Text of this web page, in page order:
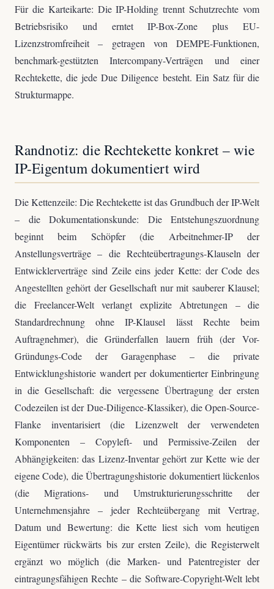
Für die Karteikarte: Die IP-Holding trennt Schutzrechte vom
Betriebsrisiko und erntet IP-Box-Zone plus EU-
Lizenzstromfreiheit – getragen von DEMPE-Funktionen,
benchmark-gestützten Intercompany-Verträgen und einer
Rechtekette, die jede Due Diligence besteht. Ein Satz für die
Strukturmappe.
Randnotiz: die Rechtekette konkret – wie
IP-Eigentum dokumentiert wird
Die Kettenzeile: Die Rechtekette ist das Grundbuch der IP-Welt
– die Dokumentationskunde: Die Entstehungszuordnung
beginnt beim Schöpfer (die Arbeitnehmer-IP der
Anstellungsverträge – die Rechteübertragungs-Klauseln der
Entwicklerverträge sind Zeile eins jeder Kette: der Code des
Angestellten gehört der Gesellschaft nur mit sauberer Klausel;
die Freelancer-Welt verlangt explizite Abtretungen – die
Standardrechnung ohne IP-Klausel lässt Rechte beim
Auftragnehmer), die Gründerfallen lauern früh (der Vor-
Gründungs-Code der Garagenphase – die private
Entwicklungshistorie wandert per dokumentierter Einbringung
in die Gesellschaft: die vergessene Übertragung der ersten
Codezeilen ist der Due-Diligence-Klassiker), die Open-Source-
Flanke inventarisiert (die Lizenzwelt der verwendeten
Komponenten – Copyleft- und Permissive-Zeilen der
Abhängigkeiten: das Lizenz-Inventar gehört zur Kette wie der
eigene Code), die Übertragungshistorie dokumentiert lückenlos
(die Migrations- und Umstrukturierungsschritte der
Unternehmensjahre – jeder Rechteübergang mit Vertrag,
Datum und Bewertung: die Kette liest sich vom heutigen
Eigentümer rückwärts bis zur ersten Zeile), die Registerwelt
ergänzt wo möglich (die Marken- und Patentregister der
eintragungsfähigen Rechte – die Software-Copyright-Welt lebt